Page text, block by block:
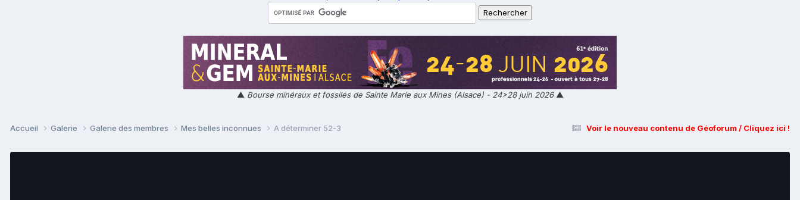
▲ Bourse minéraux et fossiles de Sainte Marie aux Mines (Alsace) - 24>28 juin 2026▲
Voir le nouveau contenu de Géoforum / Cliquez ici !
Accueil Galerie Galerie des membres Mes belles inconnues A déterminer 52-3